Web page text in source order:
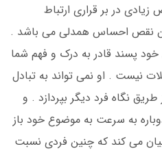
در بر قراری ارتباط
نقص احساس همدلی می باشد .
پسند قادر به درک و فهم شما
نیست . او نمی تواند به تبادل
نگاه فرد دیگر بپردازد . و
به سرعت به موضوع خود باز
می کند که چنین فردی نسبت